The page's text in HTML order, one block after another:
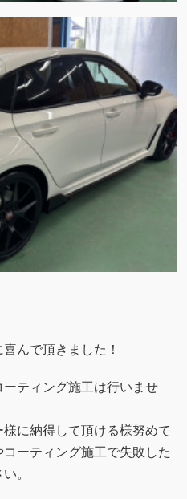
んで頂きました！
ティング施工は行いませ
に納得して頂ける様努めて
ーティング施工で失敗した
。